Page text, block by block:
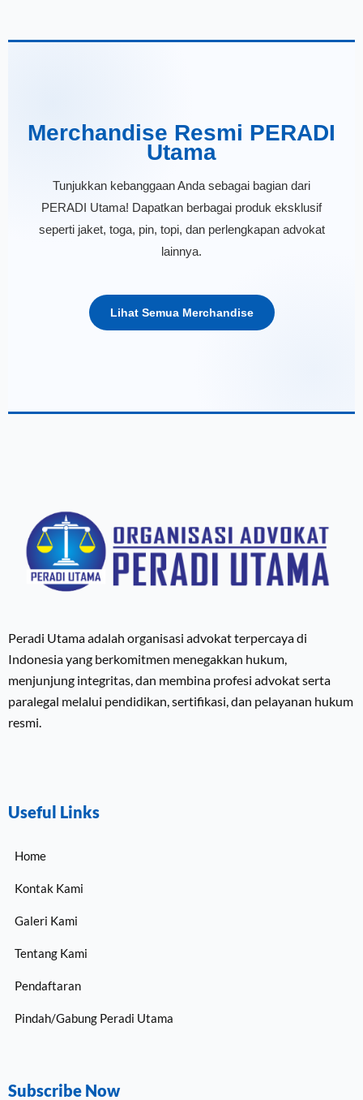
Merchandise Resmi PERADI
Utama
Tunjukkan kebanggaan Anda sebagai bagian dari
PERADI Utama! Dapatkan berbagai produk eksklusif
seperti jaket, toga, pin, topi, dan perlengkapan advokat
lainnya.
Lihat Semua Merchandise
Peradi Utama adalah organisasi advokat terpercaya di
Indonesia yang berkomitmen menegakkan hukum,
menjunjung integritas, dan membina profesi advokat serta
paralegal melalui pendidikan, sertifikasi, dan pelayanan hukum
resmi.
Useful Links
Home
Kontak Kami
Galeri Kami
Tentang Kami
Pendaftaran
Pindah/Gabung Peradi Utama
Subscribe Now